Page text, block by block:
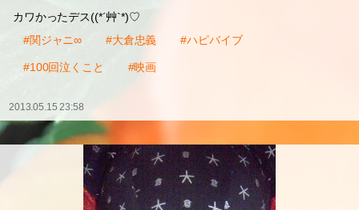
カワかったデス((*´艸`*)♡
#関ジャニ∞
#大倉忠義 #ハピバイブ
#100回泣くこと #映画
2013.05.15 23:58